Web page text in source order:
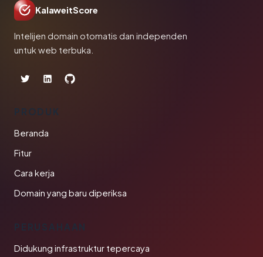
KalaweitScore
Intelijen domain otomatis dan independen
untuk web terbuka.
PRODUK
Beranda
Fitur
Cara kerja
Domain yang baru diperiksa
PERUSAHAAN
Didukung infrastruktur tepercaya